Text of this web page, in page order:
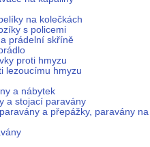
na kolečkách
s policemi
prádelní skříně
proti hmyzu
lezoucímu hmyzu
a nábytek
a stojací paravány
a přepážky, paravány na